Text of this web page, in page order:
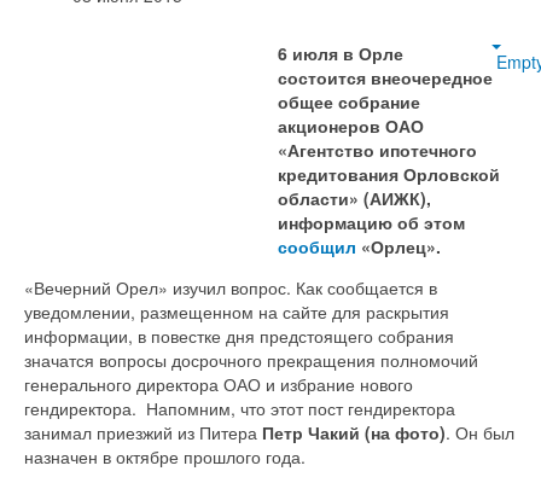
6 июля в Орле
состоится внеочередное
общее собрание
акционеров ОАО
«Агентство ипотечного
кредитования Орловской
области» (АИЖК),
информацию об этом
сообщил «Орлец».
«Вечерний Орел» изучил вопрос. Как сообщается в
уведомлении, размещенном на сайте для раскрытия
информации, в повестке дня предстоящего собрания
значатся вопросы досрочного прекращения полномочий
генерального директора ОАО и избрание нового
гендиректора. Напомним, что этот пост гендиректора
занимал приезжий из Питера Петр Чакий (на фото). Он был
назначен в октябре прошлого года.